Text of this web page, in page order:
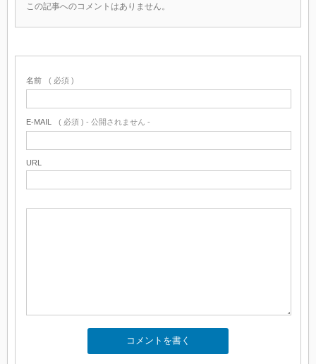
この記事へのコメントはありません。
名前 ( 必須 )
E-MAIL ( 必須 ) - 公開されません -
URL